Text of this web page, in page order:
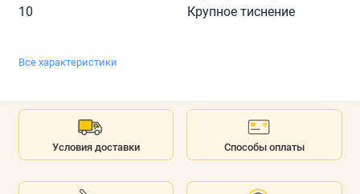
10 Крупное тиснение
Все характеристики
Условия доставки Способы оплаты